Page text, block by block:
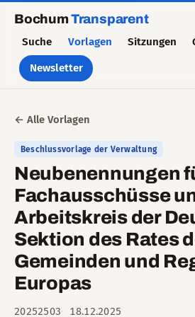
BochumTransparent
Suche Vorlagen Sitzungen
Newsletter
← Alle Vorlagen
Beschlussvorlage der Verwaltung
Neubenennungen
Fachausschüsse
Arbeitskreis der
Sektion des Rates
Gemeinden und
Europas
20252503 18.12.2025